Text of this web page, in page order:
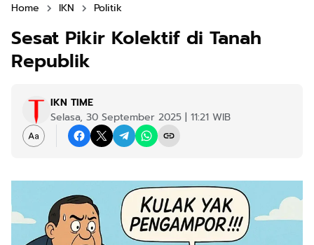
Home IKN Politik
Sesat Pikir Kolektif di Tanah
Republik
IKN TIME
Selasa, 30 September 2025 | 11:21 WIB